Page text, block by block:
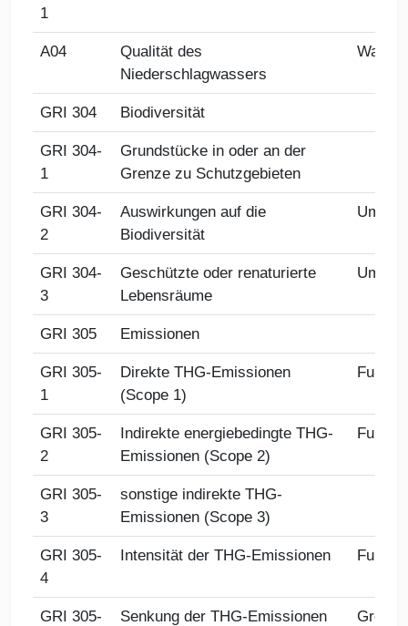
1
A04
Qualität des
Niederschlagwassers
GRI 304 Biodiversität
GRI 304-
1
Grundstücke in oder an der
Grenze zu Schutzgebieten
GRI 304-
2
Auswirkungen auf die
Biodiversität
GRI 304-
3
Geschützte oder renaturierte
Lebensräume
GRI 305 Emissionen
GRI 305-
1
Direkte THG-Emissionen
(Scope 1)
GRI 305-
2
Indirekte energiebedingte THG-
Emissionen (Scope 2)
GRI 305-
3
sonstige indirekte THG-
Emissionen (Scope 3)
GRI 305-
4
Intensität der THG-Emissionen
GRI 305- Senkung der THG-Emissionen Green